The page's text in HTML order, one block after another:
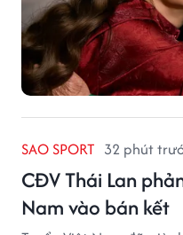
SAO SPORT 32 phút
CĐV Thái Lan
Nam vào bán kết